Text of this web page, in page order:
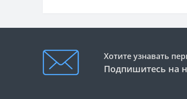
Хотите узнавать
Подпишитесь на